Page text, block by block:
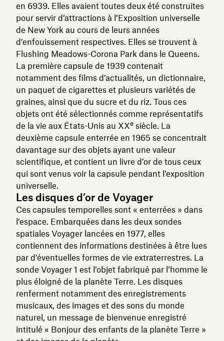
en 6939. Elles avaient toutes deux été construites
pour servir d’attractions à l’Exposition universelle
de New York au cours de leurs années
d’enfouissement respectives. Elles se trouvent à
Flushing Meadows-Corona Park dans le Queens.
La première capsule de 1939 contenait
notamment des films d’actualités, un dictionnaire,
un paquet de cigarettes et plusieurs variétés de
graines, ainsi que du sucre et du riz. Tous ces
objets ont été sélectionnés comme représentatifs
de la vie aux États-Unis au XXe siècle. La
deuxième capsule enterrée en 1965 se concentrait
davantage sur des objets ayant une valeur
scientifique, et contient un livre d’or de tous ceux
qui sont venus voir la capsule pendant l’exposition
universelle.
Les disques d’or de Voyager
Ces capsules temporelles sont « enterrées » dans
l’espace. Embarquées dans les deux sondes
spatiales Voyager lancées en 1977, elles
contiennent des informations destinées à être lues
par d’éventuelles formes de vie extraterrestres. La
sonde Voyager 1 est l’objet fabriqué par l’homme le
plus éloigné de la planète Terre. Les disques
renferment notamment des enregistrements
musicaux, des images et des sons du monde
naturel, un message de bienvenue enregistré
intitulé « Bonjour des enfants de la planète Terre »